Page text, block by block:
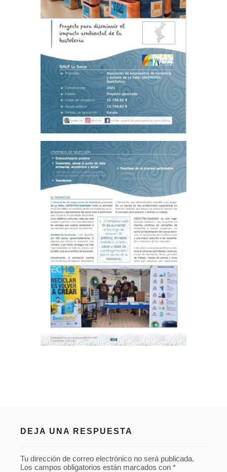
DEJA UNA RESPUESTA
Tu dirección de correo electrónico no será publicada.
Los campos obligatorios están marcados con *